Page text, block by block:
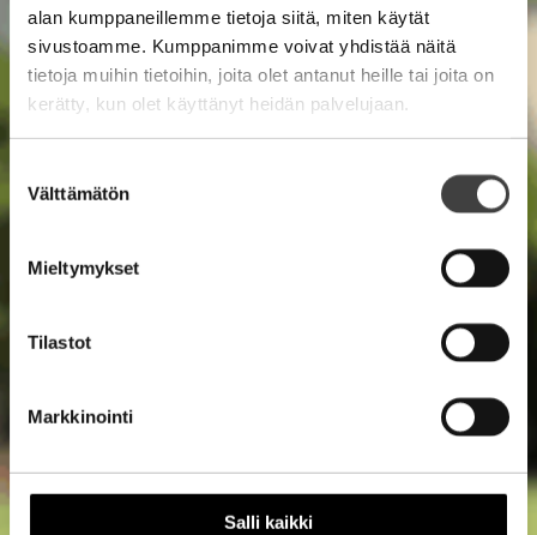
alan kumppaneillemme tietoja siitä, miten käytät
sivustoamme. Kumppanimme voivat yhdistää näitä
tietoja muihin tietoihin, joita olet antanut heille tai joita on
kerätty, kun olet käyttänyt heidän palvelujaan.
valinta
Välttämätön
Mieltymykset
Tilastot
Markkinointi
Salli kaikki